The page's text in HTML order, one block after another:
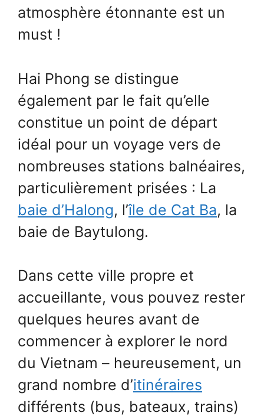
atmosphère étonnante est un
must !
Hai Phong se distingue
également par le fait qu’elle
constitue un point de départ
idéal pour un voyage vers de
nombreuses stations balnéaires,
particulièrement prisées : La
baie d’Halong, l’île de Cat Ba, la
baie de Baytulong.
Dans cette ville propre et
accueillante, vous pouvez rester
quelques heures avant de
commencer à explorer le nord
du Vietnam – heureusement, un
grand nombre d’itinéraires
différents (bus, bateaux, trains)